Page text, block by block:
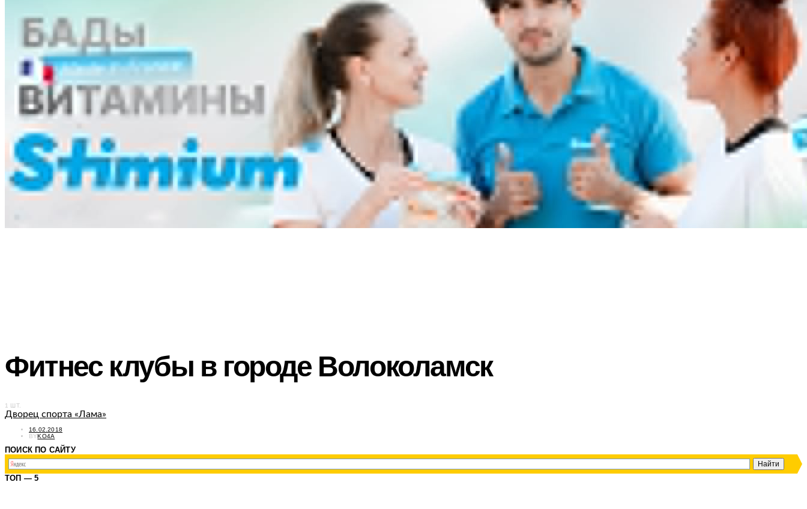
Life
Интервью
Ликбез
Методика
Мнение
Опыт чемпионов
Сила
Хочу все знать
Питание
Справочник
Фитнес клубы
Плавательные бассейны
Центры снижения веса
Центры тестирования ГТО
КОНТАКТЫ
Фитнес клубы в городе Волоколамск
1 ШТ.
Дворец спорта «Лама»
POSTED
ON
16.02.2018
BYKO4A
ПОИСК ПО САЙТУ
ТОП — 5